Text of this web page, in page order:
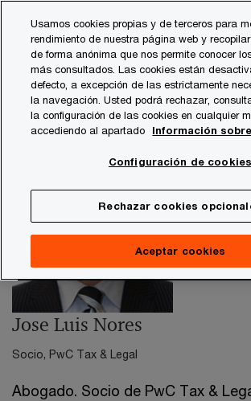
content
footer
contacts
Jose Luis Nores
Socio, PwC Tax & Legal
Abogado. Socio de PwC Tax &
Usamos cookies propias y de terceros para
rendimiento de nuestra página web y
de forma anónima que nos permite conocer
más consultados. Las cookies están
defecto, a excepción de las estrictamente
la navegación. Usted podrá rechazar,
la configuración de las cookies en cualquier
accediendo al apartado
Información
Configuración de cookies
Rechazar cookies
Aceptar cookies